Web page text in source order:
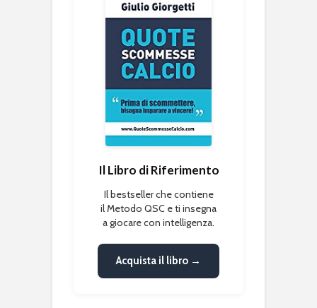
Il Libro di Riferimento
Il bestseller che contiene
il Metodo QSC e ti insegna
a giocare con intelligenza.
Acquista il libro →